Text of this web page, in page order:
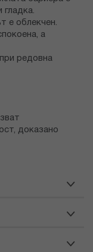
гладка.
е облекчен.
а
редовна
доказано